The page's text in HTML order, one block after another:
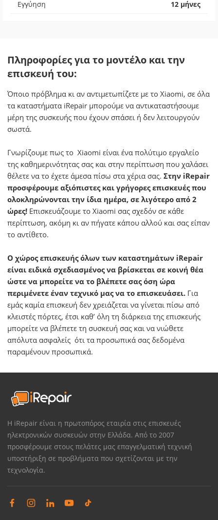
Εγγύηση
12 μήνες
Πληροφορίες για το μοντέλο και την
επισκευή του:
Όποιο πρόβλημα κι αν αντιμετωπίζετε με το Xiaomi, σε όλα
τα καταστήματα iRepair μπορούμε να αντικαταστήσουμε
μέρη της συσκευής που έχουν σπάσει ή δεν λειτουργούν
σωστά.
Γνωρίζουμε πως το Xiaomi είναι ένα πολύτιμο εργαλείο
της καθημερινότητας σας και στην περίπτωση που χαλάσει
θέλετε να το έχετε άμεσα πίσω στα χέρια σας. Στην iRepair
προσφέρουμε αξιόπιστες και γρήγορες επισκευές που
ολοκληρώνονται την ίδια ημέρα, σε λιγότερο από 2
ώρες! Επισκευάζουμε το Xiaomi σας σχεδόν σε κάθε
περίπτωση, ακόμη κι αν πήγατε κάπου αλλού και σας είπαν
το αντίθετο.
Ο χώρος επισκευής όλων των καταστημάτων iRepair
είναι ειδικά σχεδιασμένος να βρίσκεται σε κοινή θέα
ώστε να μπορείτε να το βλέπετε σας όση ώρα
περιμένετε έναν τεχνικό μας να το επισκευάσει. Για
εμάς καμία επισκευή δεν χρειάζεται να γίνεται πίσω από
κλειστές πόρτες, έτσι καθ’ όλη τη διάρκεια της επισκευής
μπορείτε να βλέπετε τη συσκευή σας και να νιώθετε
απόλυτα ασφαλείς ότι τα προσωπικά σας δεδομένα
παραμένουν προσωπικά.
Η iRepair είναι η πρωτοπόρος εταιρία στις επισκευές
ηλεκτρονικών συσκευών στην Ελλάδα. Από το 2007
προσφέρουμε στους πελάτες μας επαγγελματική τεχνική
υποστήριξη σε προβλήματα που σχετίζονται με την
τεχνολογία.